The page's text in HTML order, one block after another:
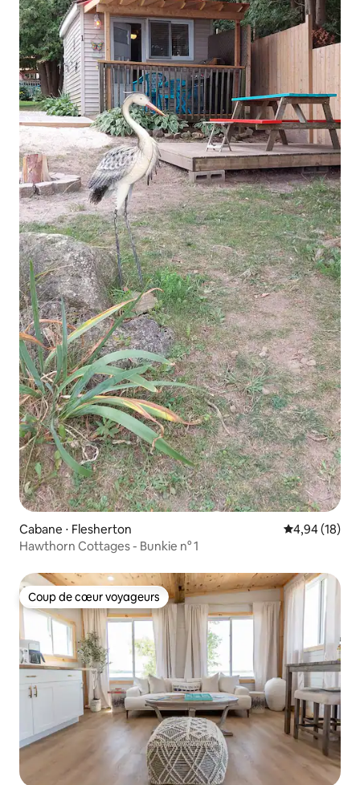
Cabane ⋅ Flesherton Évaluation
4,94 (18)
Hawthorn Cottages - Bunkie n° 1
Coup de cœur voyageurs
Coup de cœur voyageurs